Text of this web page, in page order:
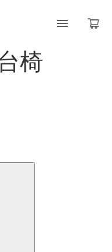
椅